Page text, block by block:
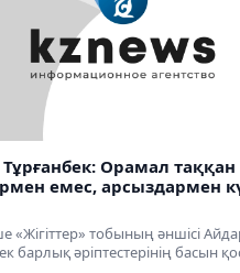
Орамал таққан
емес, арсыздармен
«Жігіттер» тобының әншісі
барлық әріптестерінің басын